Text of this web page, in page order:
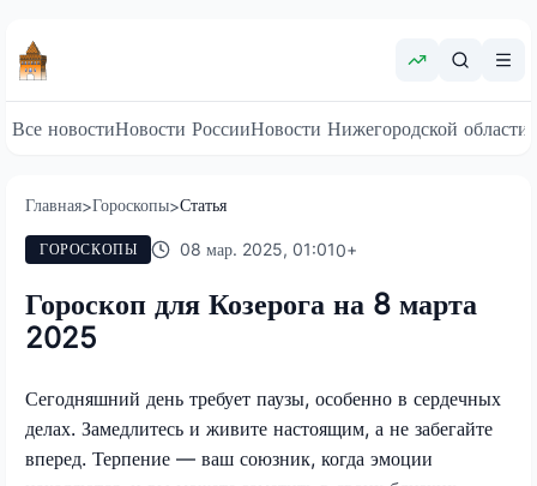
Все новостиНовости РоссииНовости Нижегородской области
Главная>Гороскопы>Статья
ГОРОСКОПЫ 08 мар. 2025, 01:010+
Гороскоп для Козерога на 8 марта
2025
Сегодняшний день требует паузы, особенно в сердечных
делах. Замедлитесь и живите настоящим, а не забегайте
вперед. Терпение — ваш союзник, когда эмоции